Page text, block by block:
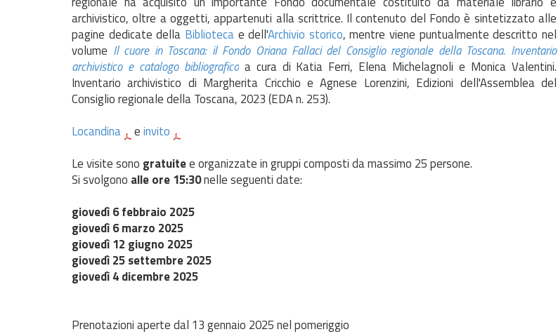
archivistico, oltre a oggetti, appartenuti alla scrittrice. Il contenuto del Fondo è sintetizzato alle
pagine dedicate della Biblioteca e dell'Archivio storico, mentre viene puntualmente descritto nel
volume Il cuore in Toscana: il Fondo Oriana Fallaci del Consiglio regionale della Toscana. Inventario
archivistico e catalogo bibliograficoa cura di Katia Ferri, Elena Michelagnoli e Monica Valentini.
Inventario archivistico di Margherita Cricchio e Agnese Lorenzini, Edizioni dell'Assemblea del
Consiglio regionale della Toscana, 2023 (EDA n. 253).
Locandina
einvito
Le visite sono gratuitee organizzate in gruppi composti da massimo 25 persone.
Si svolgono alle ore 15:30nelle seguenti date:
giovedì 6 febbraio 2025
giovedì 6 marzo 2025
giovedì 12 giugno 2025
giovedì 25 settembre 2025
giovedì 4 dicembre 2025
Prenotazioni aperte dal 13 gennaio 2025 nel pomeriggio